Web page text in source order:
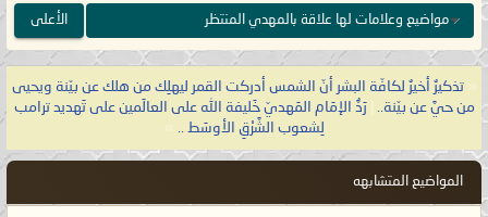
مواضيع وعلامات لها علاقة بالمهدي المنتظر
الأعلى
« تذكيرٌ أخيرٌ لكافّة البشر أنّ الشمس أدركت القمر ليهلِك من هلك عن بيّنة ويحيى
من حيَّ عن بيّنة..
|رَدُّ الإمَام المَهديّ خَليفة الله على العالَمين على تَهديد ترامب
لِشعوب الشَّرْقِ الأوسَط ..
»
المواضيع المتشابهه